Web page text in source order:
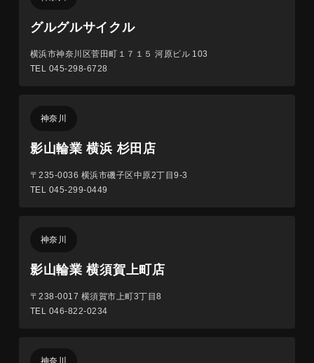
グルグルサイクル
横浜市神奈川区菅田町１７１５ 河原ビル 103
TEL 045-298-6728
神奈川
影山輪業 横浜 杉田店
〒235-0036 横浜市磯子区中原2丁目9-3
TEL 045-299-0449
神奈川
影山輪業 横須賀上町店
〒238-0017 横須賀市上町3丁目8
TEL 046-822-0234
神奈川